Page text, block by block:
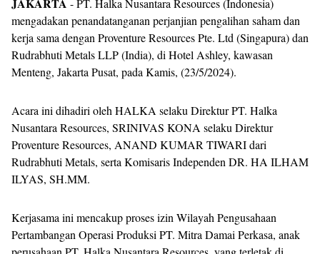
JAKARTA - PT. Halka Nusantara Resources (Indonesia)
mengadakan penandatanganan perjanjian pengalihan saham dan
kerja sama dengan Proventure Resources Pte. Ltd (Singapura) dan
Rudrabhuti Metals LLP (India), di Hotel Ashley, kawasan
Menteng, Jakarta Pusat, pada Kamis, (23/5/2024).
Acara ini dihadiri oleh HALKA selaku Direktur PT. Halka
Nusantara Resources, SRINIVAS KONA selaku Direktur
Proventure Resources, ANAND KUMAR TIWARI dari
Rudrabhuti Metals, serta Komisaris Independen DR. HA ILHAM
ILYAS, SH.MM.
Kerjasama ini mencakup proses izin Wilayah Pengusahaan
Pertambangan Operasi Produksi PT. Mitra Damai Perkasa, anak